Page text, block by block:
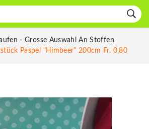
- Grosse Auswahl An Stoffen
Paspel "himbeer" 200cm Fr. 0.80